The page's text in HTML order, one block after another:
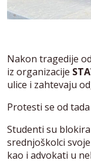
Nakon tragedije
iz organizacije
ulice i zahtevaju
Protesti se od
Studenti su
srednjoškolci
kao i advokati u